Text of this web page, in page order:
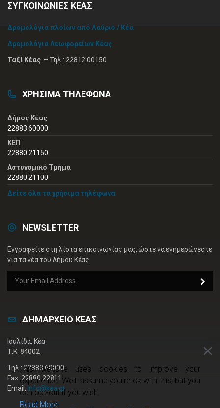
ΣΥΓΚΟΙΝΩΝΙΕΣ ΚΕΑΣ
Δρομολόγια πλοίων από Λαύριο / Κέα
Δρομολόγια Λεωφορείων Κέας
Ταξί Κέας – Τηλ.: 22812 00150
ΧΡΗΣΙΜΑ ΤΗΛΕΦΩΝΑ
Δήμος Κέας
22883 60000
ΚΕΠ
22880 21150
Αστυνομικό Τμήμα
22880 21100
Δείτε όλα τα χρήσιμα τηλέφωνα
NEWSLETTER
Εγγραφείτε στη λίστα επικοινωνίας μας, ώστε να ενημερώνεστε
για τα νέα του Δήμου Κέας
ΔΗΜΑΡΧΕΙΟ ΚΕΑΣ
Ιουλίδα, Κέα
Τ.Κ. 84002
Τηλ.: 22883 60000
Fax: 22880 22811
Email: info@kea.gr
This website uses cookies to improve your
experience. We'll assume you're ok with this, but you
can opt-out if you wish.
Read More